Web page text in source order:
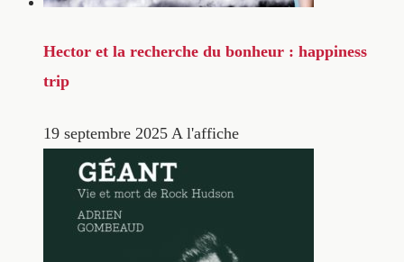
Hector et la recherche du bonheur : happiness
trip
19 septembre 2025 A l'affiche